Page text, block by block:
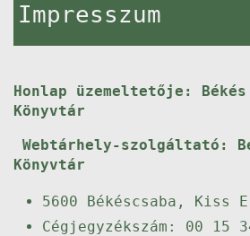
Impresszum
Honlap üzemeltetője: Békés
Könyvtár
Webtárhely-szolgáltató:
Könyvtár
5600 Békéscsaba, Kiss
Cégjegyzékszám: 00 15